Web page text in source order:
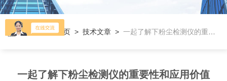
当前位置：首页 >技术文章 >一起了解下粉尘检测仪的重要性和应用价值
一起了解下粉尘检测仪的重要性和应用价值